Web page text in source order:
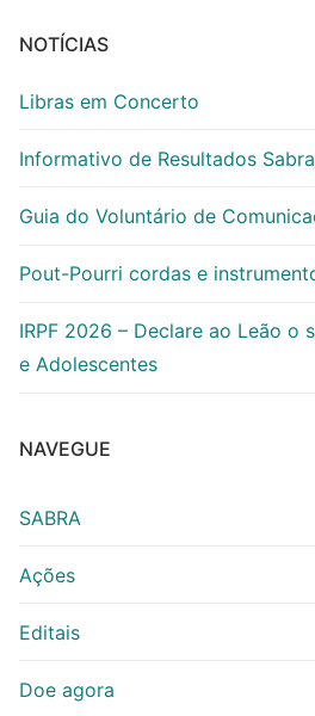
NOTÍCIAS
Libras em Concerto
Informativo de Resultados
Guia do Voluntário de
Pout-Pourri cordas e
IRPF 2026 – Declare ao Leão o
e Adolescentes
NAVEGUE
SABRA
Ações
Editais
Doe agora